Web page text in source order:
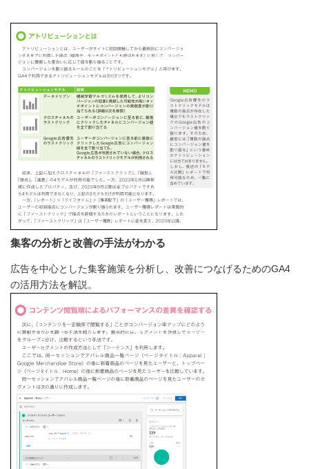
集客の分析と改善の手法がわかる
広告を中心とした集客施策を分析し、改善につなげるためのGA4
の活用方法を解説。